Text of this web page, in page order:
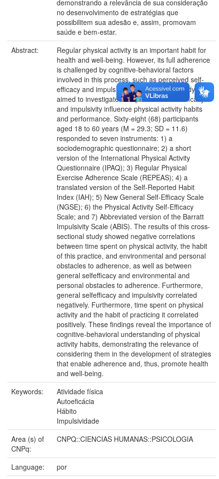
demonstrando a relevância de sua consideração
no desenvolvimento de estratégias que
possibilitem sua adesão e, assim, promovam
saúde e bem-estar.
Abstract:
Regular physical activity is an important habit for
health and well-being. However, its full adherence
is challenged by cognitive-behavioral factors
involved in this process, such as perceived self-
efficacy and impulsivity. Therefore, this study
aimed to investigate how perceived self-efficacy
and impulsivity influence physical activity habits
and performance. Sixty-eight (68) participants
aged 18 to 60 years (M = 29.3; SD = 11.6)
responded to seven instruments: 1) a
sociodemographic questionnaire; 2) a short
version of the International Physical Activity
Questionnaire (IPAQ); 3) Regular Physical
Exercise Adherence Scale (REPEAS); 4) a
translated version of the Self-Reported Habit
Index (IAH); 5) New General Self-Efficacy Scale
(NGSE); 6) the Physical Activity Self-Efficacy
Scale; and 7) Abbreviated version of the Barratt
Impulsivity Scale (ABIS). The results of this cross-
sectional study showed negative correlations
between time spent on physical activity, the habit
of this practice, and environmental and personal
obstacles to adherence, as well as between
general selfefficacy and environmental and
personal obstacles to adherence. Furthermore,
general selfefficacy and impulsivity correlated
negatively. Furthermore, time spent on physical
activity and the habit of practicing it correlated
positively. These findings reveal the importance of
cognitive-behavioral understanding of physical
activity habits, demonstrating the relevance of
considering them in the development of strategies
that enable adherence and, thus, promote health
and well-being.
Keywords:
Atividade física
Autoeficácia
Hábito
Impulsividade
Area (s) of
CNPq:
CNPQ::CIENCIAS HUMANAS::PSICOLOGIA
Language:
por